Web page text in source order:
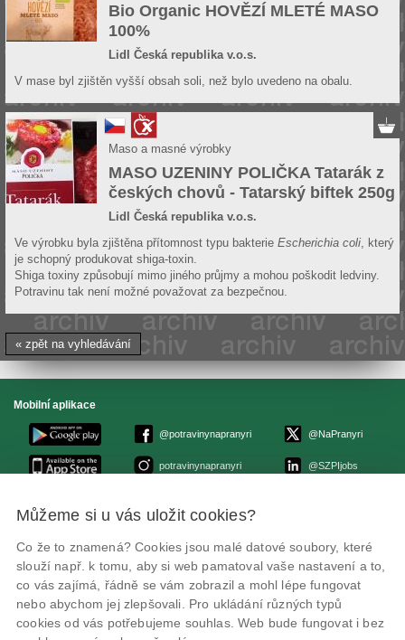
Bio Organic HOVĚZÍ MLETÉ MASO
100%
Lidl Česká republika v.o.s.
V mase byl zjištěn vyšší obsah soli, než bylo uvedeno na obalu.
Maso a masné výrobky
MASO UZENINY POLIČKA Tatarák z
českých chovů - Tatarský biftek 250g
Lidl Česká republika v.o.s.
Ve výrobku byla zjištěna přítomnost typu bakterie Escherichia coli , který
je schopný produkovat shiga-toxin.
Shiga toxiny způsobují mimo jiného průjmy a mohou poškodit ledviny.
Potravinu tak není možné považovat za bezpečnou.
« zpět na vyhledávání
Mobilní aplikace
@potravinynapranyri
potravinynapranyri
@NaPranyri
@SZPIjobs
© Státní zemědělská a potravinářská inspekce 2026
ID datové schránky: avraiqg
IČO: 75014149, DIČ: CZ75014149
Zásady ochrany soukromí
Nastavení cookies
Můžeme si u vás uložit cookies?
Co že to znamená? Cookies jsou malé datové soubory, které
slouží např. k tomu, aby si web pamatoval vaše nastavení a to,
co vás zajímá, řádně se vám zobrazil a mohl lépe fungovat
nebo abychom jej zlepšovali. Pro ukládání různých typů
cookies od vás potřebujeme souhlas. Web bude fungovat i bez